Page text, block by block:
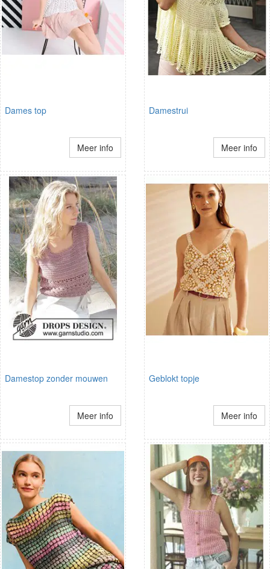
Dames top
Meer info
Damestrui
Meer info
Damestop zonder mouwen
Meer info
Geblokt topje
Meer info